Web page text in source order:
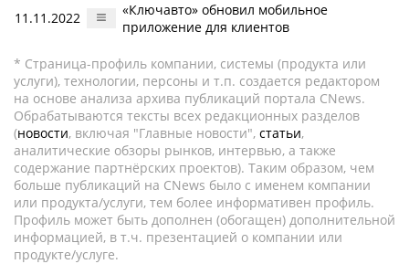
11.11.2022
«Ключавто» обновил мобильное
приложение для клиентов
* Страница-профиль компании, системы (продукта или
услуги), технологии, персоны и т.п. создается редактором
на основе анализа архива публикаций портала CNews.
Обрабатываются тексты всех редакционных разделов
(новости, включая "Главные новости", статьи,
аналитические обзоры рынков, интервью, а также
содержание партнёрских проектов). Таким образом, чем
больше публикаций на CNews было с именем компании
или продукта/услуги, тем более информативен профиль.
Профиль может быть дополнен (обогащен) дополнительной
информацией, в т.ч. презентацией о компании или
продукте/услуге.